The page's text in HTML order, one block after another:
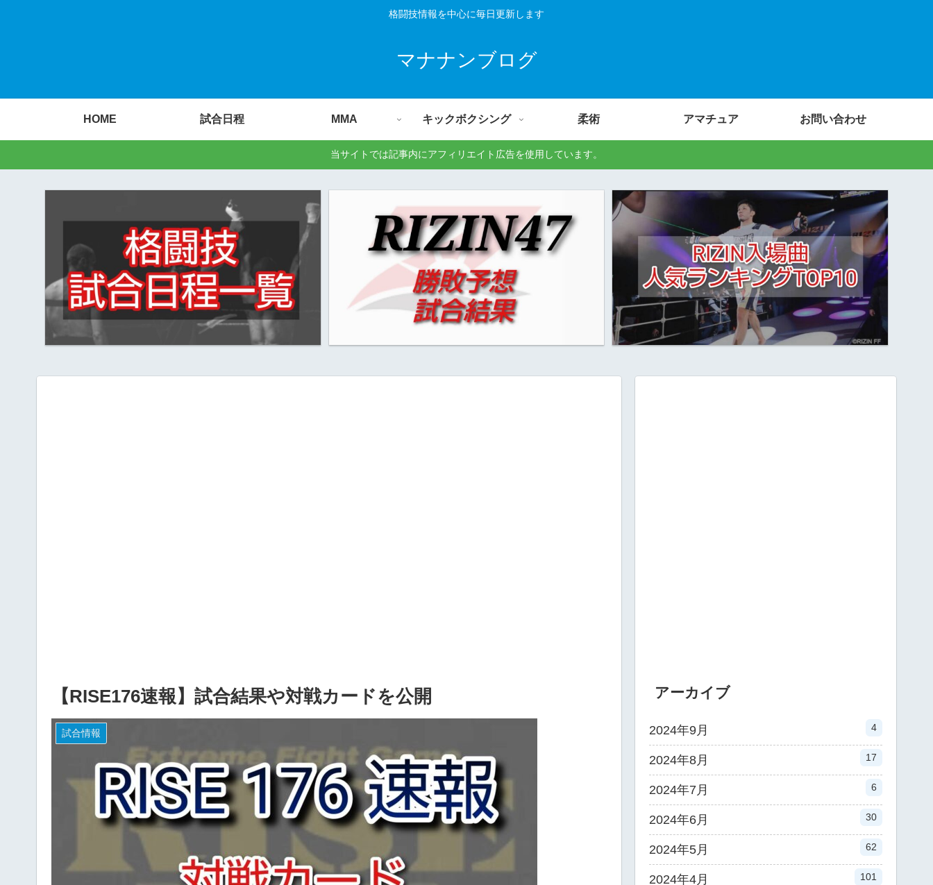
格闘技情報を中心に毎日更新します
マナナンブログ
HOME 試合日程 MMA キックボクシング 柔術 アマチュア お問い合わせ
当サイトでは記事内にアフィリエイト広告を使用しています。
【RISE176速報】試合結果や対戦カードを公開
試合情報
アーカイブ
2024年9月 4
2024年8月 17
2024年7月 6
2024年6月 30
2024年5月 62
2024年4月 101